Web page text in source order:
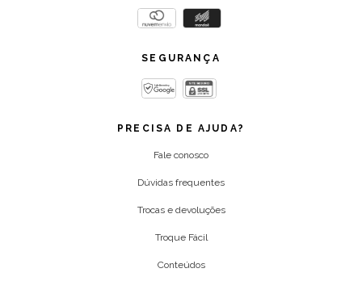
SEGURANÇA
PRECISA DE AJUDA?
Fale conosco
Dúvidas frequentes
Trocas e devoluções
Troque Fácil
Conteúdos